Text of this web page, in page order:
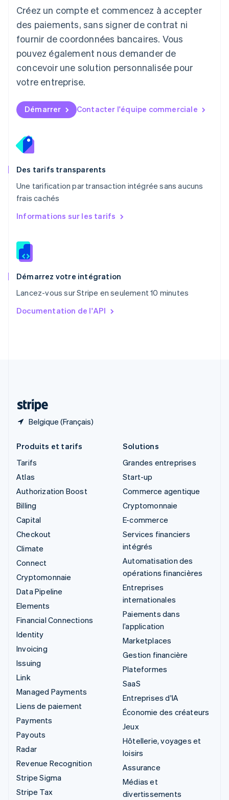
Créez un compte et commencez à accepter
des paiements, sans signer de contrat ni
fournir de coordonnées bancaires. Vous
pouvez également nous demander de
concevoir une solution personnalisée pour
votre entreprise.
Démarrer Contacter l'équipe commerciale
Des tarifs transparents
Une tarification par transaction intégrée sans aucuns
frais cachés
Informations sur les tarifs
Démarrez votre intégration
Lancez-vous sur Stripe en seulement 10 minutes
Documentation de l'API
Belgique (Français)
Luxembourg
FrançaisDeutsch English
Malaisie
English 简体中文
Malte
English
EspañolEnglish
English
Nouvelle-Zélande
Pays-Bas
Nederlands
English
PortuguêsEnglish
R.A.S. de Hong Kong, Chine
English
Roumanie
Royaume-Uni
English
English简体中文
English
Produits et tarifs
Tarifs
Atlas
Authorization Boost
Billing
Capital
Checkout
Climate
Connect
Cryptomonnaie
Data Pipeline
Elements
Financial Connections
Identity
Invoicing
Issuing
Link
Managed Payments
Liens de paiement
Payments
Payouts
Radar
Revenue Recognition
Stripe Sigma
Stripe Tax
Solutions
Grandes entreprises
Start-up
Commerce agentique
Cryptomonnaie
E-commerce
Services financiers
intégrés
Automatisation des
opérations financières
Entreprises
internationales
Paiements dans
l’application
Marketplaces
Gestion financière
Plateformes
SaaS
Entreprises d'IA
Économie des créateurs
Jeux
Hôtellerie, voyages et
loisirs
Assurance
Médias et
divertissements